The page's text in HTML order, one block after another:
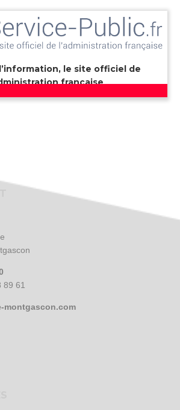
le site officiel de
française
89 61
montgascon.com